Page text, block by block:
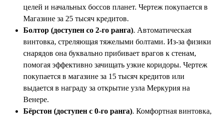
целей и начальных боссов планет. Чертеж покупается в
Магазине за 25 тысяч кредитов.
Болтор (доступен со 2-го ранга). Автоматическая
винтовка, стреляющая тяжелыми болтами. Из-за физики
снарядов она буквально прибивает врагов к стенам,
помогая эффективно зачищать узкие коридоры. Чертеж
покупается в магазине за 15 тысяч кредитов или
выдается в награду за открытие узла Меркурия на
Венере.
Бёрстон (доступен с 0-го ранга). Комфортная винтовка,